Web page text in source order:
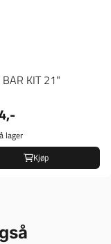
BAR KIT 21"
lager
Kjøp